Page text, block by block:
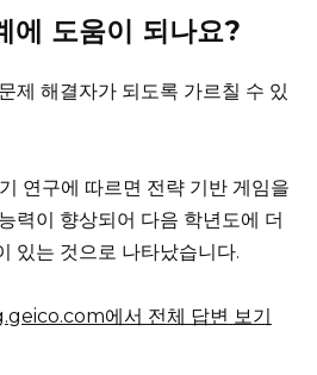
에 도움이 되나요?
제 해결자가 되도록 가르칠 수 있
연구에 따르면 전략 기반 게임을
력이 향상되어 다음 학년도에 더
있는 것으로 나타났습니다.
에서 전체 답변 보기